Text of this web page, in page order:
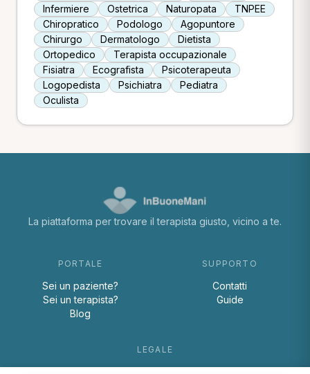
Infermiere
Ostetrica Naturopata
TNPEE
Chiropratico
Podologo
Agopuntore
Chirurgo
Dermatologo
Dietista
Ortopedico
Terapista occupazionale
Fisiatra
Ecografista
Psicoterapeuta
Logopedista
Psichiatra
Pediatra
Oculista
La piattaforma per trovare il terapista giusto, vicino a te.
PORTALE
Sei un paziente?
Sei un terapista?
Blog
SUPPORTO
Contatti
Guide
LEGALE